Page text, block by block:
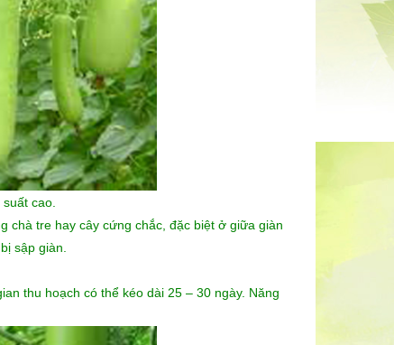
cao.
chà tre hay cây cứng chắc, đặc biệt ở giữa giàn
sập giàn.
thu hoạch có thể kéo dài 25 – 30 ngày. Năng